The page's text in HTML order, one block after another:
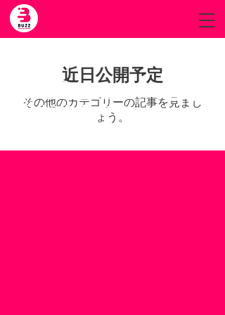
近日公開予定
その他のカテゴリーの記事を見まし
ょう。
BUZZ
株式会社HEIWA.BK.HD
buzz.info@buzz.ne.jp
Privacy Policy